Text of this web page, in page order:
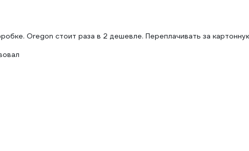
Oregon стоит раза в 2 дешевле. Переплачивать за